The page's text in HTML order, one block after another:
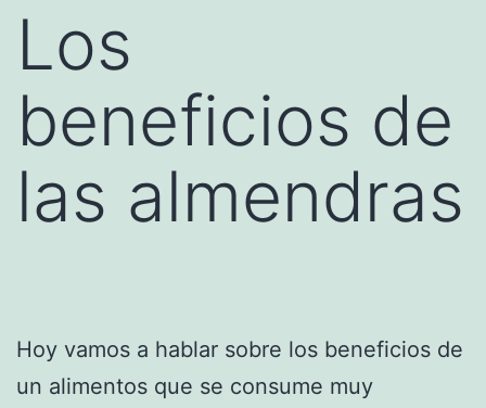
Los
beneficios de
las almendras
Hoy vamos a hablar sobre los beneficios de
un alimentos que se consume muy